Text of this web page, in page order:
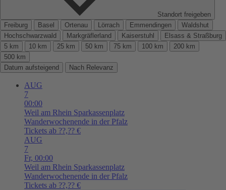
Standort freigeben
Freiburg
Basel Ortenau Lörrach Emmendingen
Waldshut
Hochschwarzwald
Markgräflerland Kaiserstuhl
Elsass & Straßburg
5 km
10 km 25 km 50 km 75 km 100 km
200 km
500 km
Datum aufsteigend
Nach Relevanz
AUG
7
00:00
Weil am Rhein Sparkassenplatz
Wanderwochenende in der Pfalz
Tickets ab ??,?? €
AUG
7
Fr, 00:00
Weil am Rhein Sparkassenplatz
Wanderwochenende in der Pfalz
Tickets ab ??,?? €